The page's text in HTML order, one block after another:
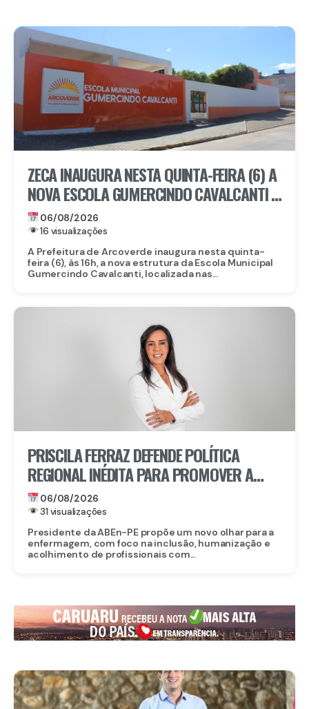
ZECA INAUGURA NESTA QUINTA-FEIRA (6) A
NOVA ESCOLA GUMERCINDO CAVALCANTI E
AUTORIZA OBRAS DE CALÇAMENTO EM
ARCOVERDE
06/08/2026
16 visualizações
A Prefeitura de Arcoverde inaugura nesta quinta-
feira (6), às 16h, a nova estrutura da Escola Municipal
Gumercindo Cavalcanti, localizada nas...
PRISCILA FERRAZ DEFENDE POLÍTICA
REGIONAL INÉDITA PARA PROMOVER A
INCLUSÃO DE ENFERMEIROS PCDS E
ATÍPICOS EM PERNAMBUCO
06/08/2026
31 visualizações
Presidente da ABEn-PE propõe um novo olhar para a
enfermagem, com foco na inclusão, humanização e
acolhimento de profissionais com...